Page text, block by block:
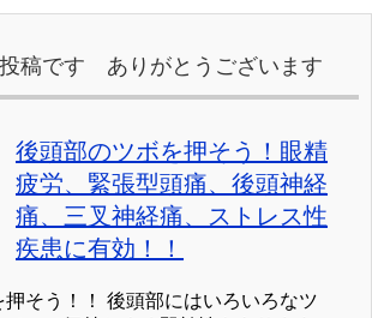
稿です ありがとうございます
後頭部のツボを押そう！眼精
疲労、緊張型頭痛、後頭神経
痛、三叉神経痛、ストレス性
疾患に有効！！
そう！！ 後頭部にはいろいろなツ